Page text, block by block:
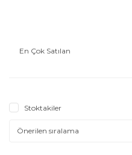
En Çok Satılan
Stoktakiler